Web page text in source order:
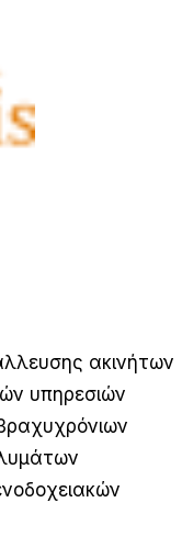
ακινήτων
υπηρεσιών